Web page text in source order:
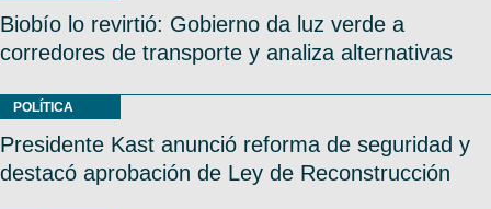
Biobío lo revirtió: Gobierno da luz verde a
corredores de transporte y analiza alternativas
POLÍTICA
Presidente Kast anunció reforma de seguridad y
destacó aprobación de Ley de Reconstrucción